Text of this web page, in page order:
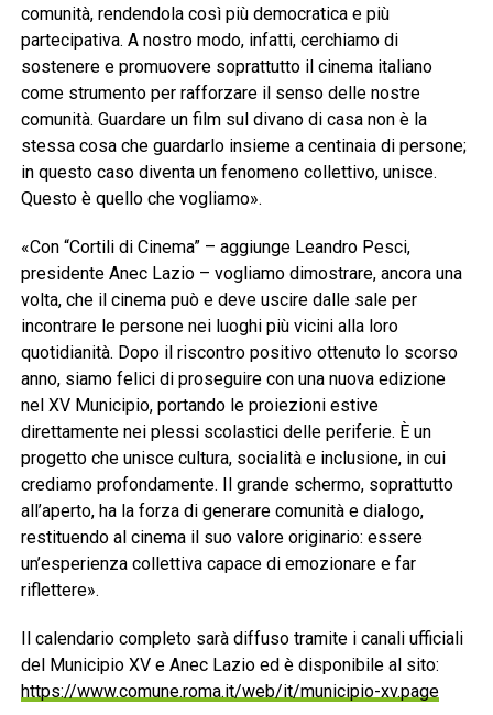
comunità, rendendola così più democratica e più
partecipativa. A nostro modo, infatti, cerchiamo di
sostenere e promuovere soprattutto il cinema italiano
come strumento per rafforzare il senso delle nostre
comunità. Guardare un film sul divano di casa non è la
stessa cosa che guardarlo insieme a centinaia di persone;
in questo caso diventa un fenomeno collettivo, unisce.
Questo è quello che vogliamo».
«Con “Cortili di Cinema” – aggiunge Leandro Pesci,
presidente Anec Lazio – vogliamo dimostrare, ancora una
volta, che il cinema può e deve uscire dalle sale per
incontrare le persone nei luoghi più vicini alla loro
quotidianità. Dopo il riscontro positivo ottenuto lo scorso
anno, siamo felici di proseguire con una nuova edizione
nel XV Municipio, portando le proiezioni estive
direttamente nei plessi scolastici delle periferie. È un
progetto che unisce cultura, socialità e inclusione, in cui
crediamo profondamente. Il grande schermo, soprattutto
all’aperto, ha la forza di generare comunità e dialogo,
restituendo al cinema il suo valore originario: essere
un’esperienza collettiva capace di emozionare e far
riflettere».
Il calendario completo sarà diffuso tramite i canali ufficiali
del Municipio XV e Anec Lazio ed è disponibile al sito:
https://www.comune.roma.it/web/it/municipio-xv.page